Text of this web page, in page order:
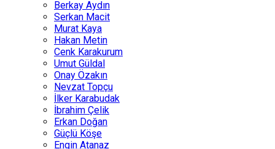
Berkay Aydın
Serkan Macit
Murat Kaya
Hakan Metin
Cenk Karakurum
Umut Güldal
Onay Özakın
Nevzat Topçu
İlker Karabudak
İbrahim Çelik
Erkan Doğan
Güçlü Köşe
Engin Atanaz